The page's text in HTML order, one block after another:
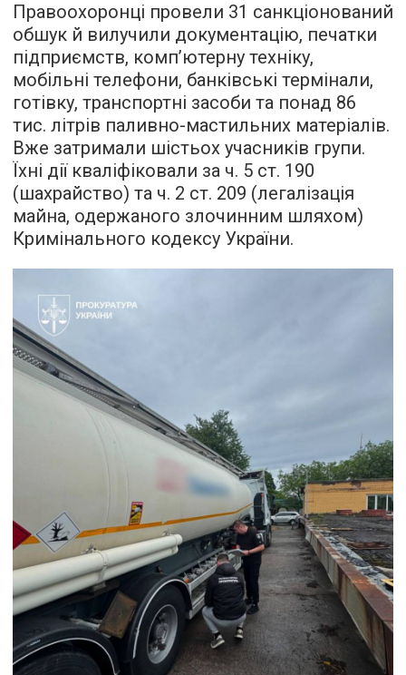
Правоохоронці провели 31 санкціонований
обшук й вилучили документацію, печатки
підприємств, комп’ютерну техніку,
мобільні телефони, банківські термінали,
готівку, транспортні засоби та понад 86
тис. літрів паливно-мастильних матеріалів.
Вже затримали шістьох учасників групи.
Їхні дії кваліфіковали за ч. 5 ст. 190
(шахрайство) та ч. 2 ст. 209 (легалізація
майна, одержаного злочинним шляхом)
Кримінального кодексу України.